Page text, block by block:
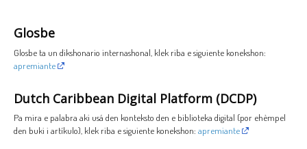
Glosbe
Glosbe ta un dikshonario internashonal, klek riba e siguiente konekshon:
apremiante
Dutch Caribbean Digital Platform (DCDP)
Pa mira e palabra aki usá den konteksto den e biblioteka digital (por ehèmpel
den buki i artíkulo), klek riba e siguiente konekshon: apremiante